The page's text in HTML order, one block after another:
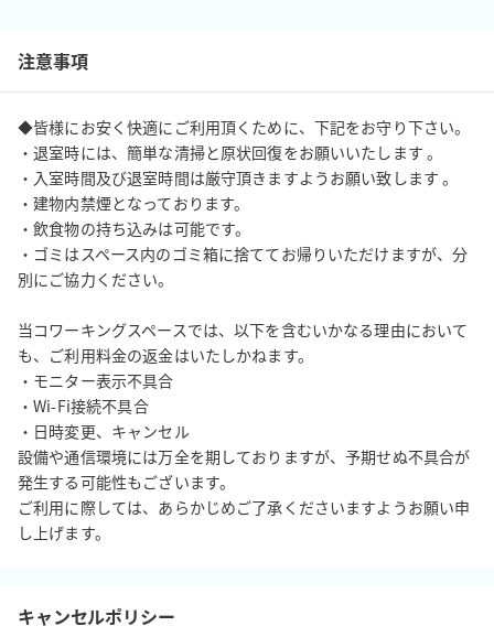
注意事項
◆皆様にお安く快適にご利用頂くために、下記をお守り下さい。
・退室時には、簡単な清掃と原状回復をお願いいたします 。
・入室時間及び退室時間は厳守頂きますようお願い致します 。
・建物内禁煙となっております。
・飲食物の持ち込みは可能です。
・ゴミはスペース内のゴミ箱に捨ててお帰りいただけますが、分
別にご協力ください。
当コワーキングスペースでは、以下を含むいかなる理由において
も、ご利用料金の返金はいたしかねます。
・モニター表示不具合
・Wi-Fi接続不具合
・日時変更、キャンセル
設備や通信環境には万全を期しておりますが、予期せぬ不具合が
発生する可能性もございます。
ご利用に際しては、あらかじめご了承くださいますようお願い申
し上げます。
キャンセルポリシー